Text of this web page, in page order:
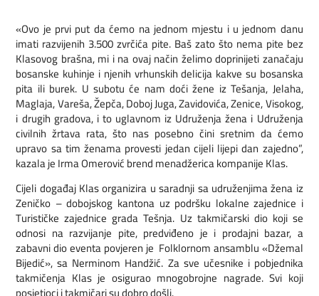
«Ovo je prvi put da ćemo na jednom mjestu i u jednom danu
imati razvijenih 3.500 zvrčića pite. Baš zato što nema pite bez
Klasovog brašna, mi i na ovaj način želimo doprinijeti zanačaju
bosanske kuhinje i njenih vrhunskih delicija kakve su bosanska
pita ili burek. U subotu će nam doći žene iz Tešanja, Jelaha,
Maglaja, Vareša, Žepča, Doboj Juga, Zavidovića, Zenice, Visokog,
i drugih gradova, i to uglavnom iz Udruženja žena i Udruženja
civilnih žrtava rata, što nas posebno čini sretnim da ćemo
upravo sa tim ženama provesti jedan cijeli lijepi dan zajedno”,
kazala je Irma Omerović brend menadžerica kompanije Klas.
​Cijeli događaj Klas organizira u saradnji sa udruženjima žena iz
Zeničko – dobojskog kantona uz podršku lokalne zajednice i
Turističke zajednice grada Tešnja. Uz takmičarski dio koji se
odnosi na razvijanje pite, predviđeno je i prodajni bazar, a
zabavni dio eventa povjeren je Folklornom ansamblu «Džemal
Bijedić», sa Nerminom Handžić. Za sve učesnike i pobjednika
takmičenja Klas je osigurao mnogobrojne nagrade. Svi koji